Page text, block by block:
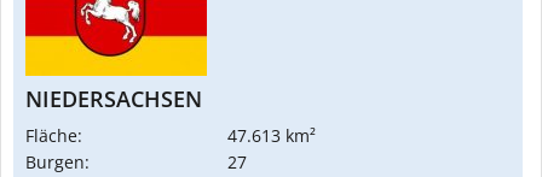
NIEDERSACHSEN
Fläche:
47.613 km²
Burgen:
27